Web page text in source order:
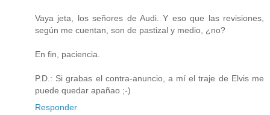
Vaya jeta, los señores de Audi. Y eso que las revisiones,
según me cuentan, son de pastizal y medio, ¿no?
En fin, paciencia.
P.D.: Si grabas el contra-anuncio, a mí el traje de Elvis me
puede quedar apañao ;-)
Responder